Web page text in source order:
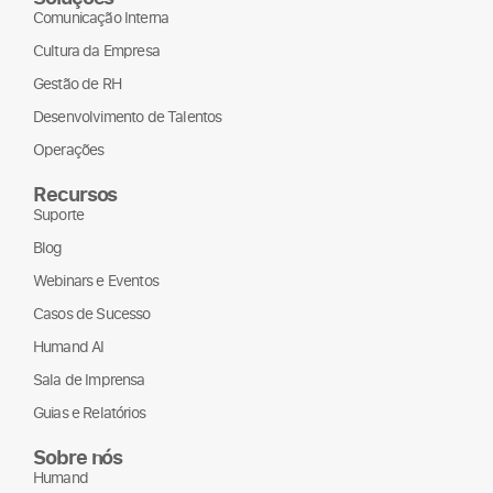
Comunicação Interna
Cultura da Empresa
Gestão de RH
Desenvolvimento de Talentos
Operações
Recursos
Suporte
Blog
Webinars e Eventos
Casos de Sucesso
Humand AI
Sala de Imprensa
Guias e Relatórios
Sobre nós
Humand